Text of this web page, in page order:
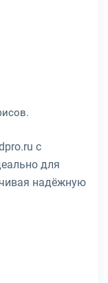
с
для
надёжную